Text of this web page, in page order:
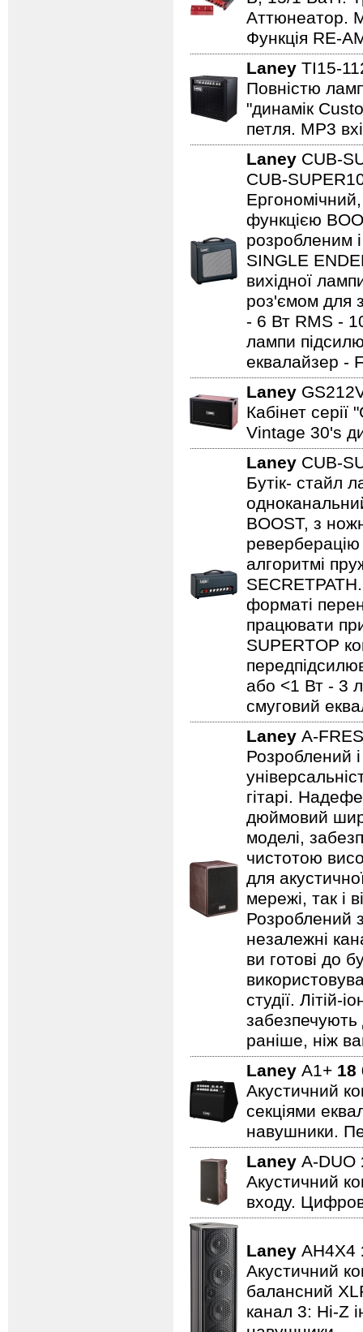
Аттюнеатор.
Функція RE-
Laney TI15-
Повністю
"динамік
петля. MP3
Laney CUB-
CUB-
функцією
розробленим
SINGLE
вихідної
роз'ємом для
- 6 Вт RMS -
лампи
еквалайзер -
Laney
Кабінет
Vintage 30's
Laney CUB-
Бутік- стайл
BOOST, з
алгоритмі
форматі
працювати
SUPERTOP
або <1 Вт - 3
смуговий
Laney A-
Розроблений
гітарі.
дюймовий
моделі,
чистотою
для
мережі, так і
Розроблений
незалежні
ви готові до
студії. Літій-
забезпечують
раніше, ніж
Laney A1+ 18
Акустичний
секціями
навушники.
Laney A-DUO
Акустичний
входу.
Laney AH4X4
Акустичний
балансний
канал 3: Hi-Z